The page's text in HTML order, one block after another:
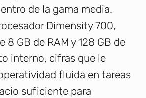
de la gama media.
Dimensity 700,
8 GB de RAM y 128 GB de
interno, cifras que le
fluida en tareas
suficiente para